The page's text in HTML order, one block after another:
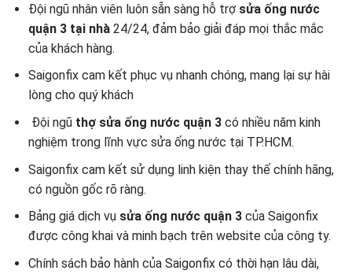
Đội ngũ nhân viên luôn sẵn sàng hỗ trợ sửa ống nước
quận 3 tại nhà24/24, đảm bảo giải đáp mọi thắc mắc
của khách hàng.
Saigonfix cam kết phục vụ nhanh chóng, mang lại sự hài
lòng cho quý khách
Đội ngũthợ sửa ống nước quận 3 có nhiều năm kinh
nghiệm trong lĩnh vực sửa ống nước tại TP.HCM.
Saigonfix cam kết sử dụng linh kiện thay thế chính hãng,
có nguồn gốc rõ ràng.
Bảng giá dịch vụsửa ống nước quận 3của Saigonfix
được công khai và minh bạch trên website của công ty.
Chính sách bảo hành của Saigonfix có thời hạn lâu dài,